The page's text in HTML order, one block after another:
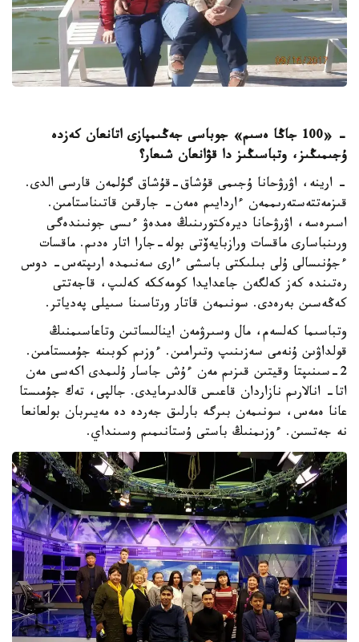
- «100 جاڭا ەسىم» جوباسى جەڭىمپازى اتانعان كەزدە
ۇجىمىڭىز، وتباسىڭىز دا قۋانعان شىعار؟
- ارينە، اۋرۋحانا ۇجىمى قۇشاق-قۇشاق گۇلمەن قارسى الدى.
قىزمەتتەستەرىممەن ءاردايىم ەمەن- جارقىن قاتىناستامىن.
اسىرەسە، اۋرۋحانا ديرەكتورىنىڭ ەمدەۋ ءىسى جونىندەگى
ورىنباسارى ماقسات ورازبايەۆتى بولە-جارا اتار ەدىم. ماقسات
ءجۇنىسالى ۇلى بىلىكتى باسشى ءارى سەنىمدە ارىپتەس- دوس
رەتىندە كەز كەلگەن جاعدايدا كومەككە كەلىپ، قاجەتتى
كەڭەسىن بەرەدى. سونىمەن قاتار ورتاسىنا سىيلى پەدياتر.
وتباسىما كەلسەم، مال وسىرۋمەن اينالىساتىن وتاعاسىمنىڭ
قولداۋىن ۇنەمى سەزىنىپ وتىرامىن. ءوزىم كوبىنە جۇمىستامىن.
2-سىنىپتا وقيتىن قىزىم مەن ءۇش جاسار ۇلىمدى اكەسى مەن
اتا- انالارىم نازاردان قاعىس قالدىرمايدى. جالپى، تەك جۇمىستا
عانا ەمەس، سونىمەن بىرگە بارلىق جەردە دە مەيىربان بولعانعا
نە جەتسىن. ءوزىمنىڭ باستى ۇستانىمىم وسىنداي.